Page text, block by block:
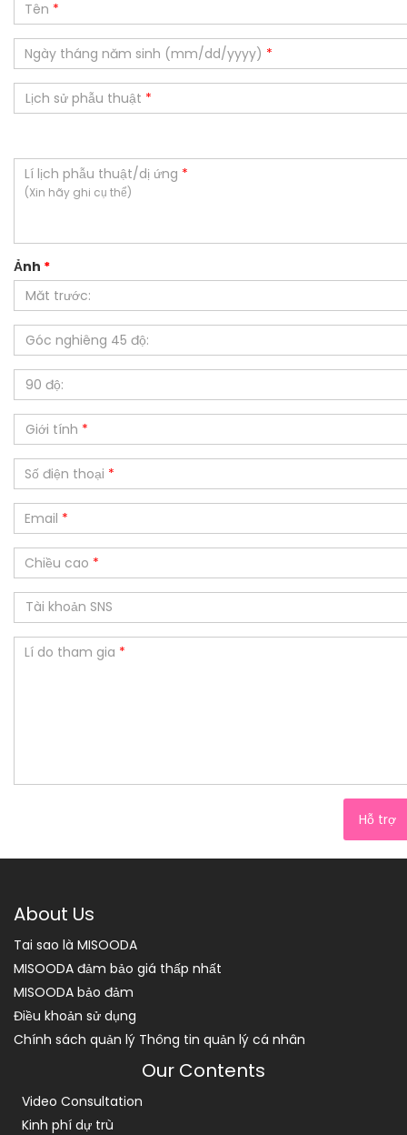
Tên *
Ngày tháng năm sinh (mm/dd/yyyy) *
Lịch sử phẫu thuật *
Lí lịch phẫu thuật/dị ứng *
(Xin hãy ghi cụ thể)
Ảnh *
Măt trước:
Góc nghiêng 45 độ:
90 độ:
Giới tính *
Số điện thoại *
Email *
Chiều cao *
Lí do tham gia *
Hỗ trợ
About Us
Tai sao là MISOODA
MISOODA đảm bảo giá thấp nhất
MISOODA bảo đảm
Điều khoản sử dụng
Chính sách quản lý Thông tin quản lý cá nhân
Our Contents
Video Consultation
Kinh phí dự trù